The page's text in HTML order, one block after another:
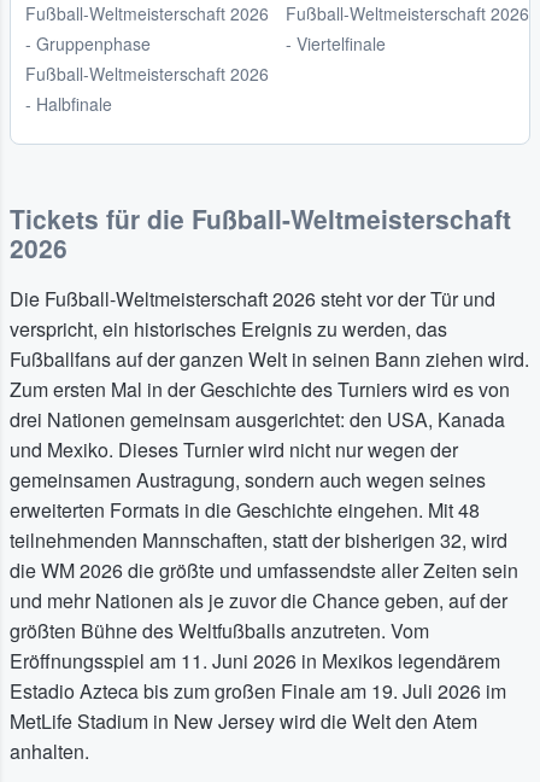
Fußball-Weltmeisterschaft 2026
- Gruppenphase
Fußball-Weltmeisterschaft 2026
- Halbfinale
Fußball-Weltmeisterschaft 2026
- Viertelfinale
Tickets für die Fußball-Weltmeisterschaft
2026
Die Fußball-Weltmeisterschaft 2026 steht vor der Tür und
verspricht, ein historisches Ereignis zu werden, das
Fußballfans auf der ganzen Welt in seinen Bann ziehen wird.
Zum ersten Mal in der Geschichte des Turniers wird es von
drei Nationen gemeinsam ausgerichtet: den USA, Kanada
und Mexiko. Dieses Turnier wird nicht nur wegen der
gemeinsamen Austragung, sondern auch wegen seines
erweiterten Formats in die Geschichte eingehen. Mit 48
teilnehmenden Mannschaften, statt der bisherigen 32, wird
die WM 2026 die größte und umfassendste aller Zeiten sein
und mehr Nationen als je zuvor die Chance geben, auf der
größten Bühne des Weltfußballs anzutreten. Vom
Eröffnungsspiel am 11. Juni 2026 in Mexikos legendärem
Estadio Azteca bis zum großen Finale am 19. Juli 2026 im
MetLife Stadium in New Jersey wird die Welt den Atem
anhalten.